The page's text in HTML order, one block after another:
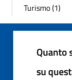
Turismo (1)
Quanto
su